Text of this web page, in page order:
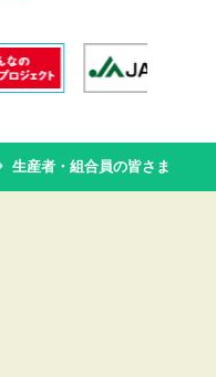
生産者・組合員の皆さま